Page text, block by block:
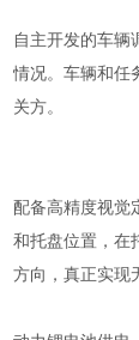
自主开发的车辆
情况。车辆和任
关方。
配备高精度视觉
和托盘位置，在
方向，真正实现